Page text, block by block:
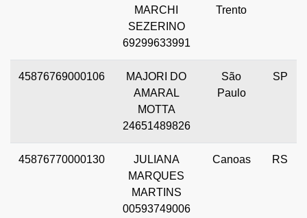
MARCHI
SEZERINO
69299633991
Trento
45876769000106
MAJORI DO
AMARAL
MOTTA
24651489826
São
Paulo
SP
45876770000130
JULIANA
MARQUES
MARTINS
00593749006
Canoas RS